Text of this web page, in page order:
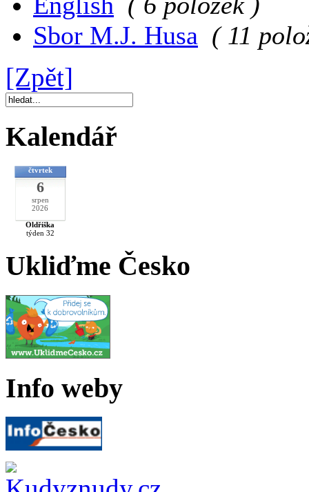
Sbor M.J. Husa ( 11
[Zpět]
Kalendář
čtvrtek
6
srpen
2026
Oldřiška
týden 32
Ukliďme Česko
Info weby